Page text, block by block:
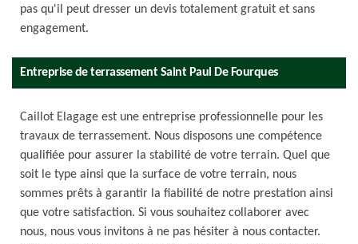
pas qu'il peut dresser un devis totalement gratuit et sans
engagement.
Entreprise de terrassement Saint Paul De Fourques
Caillot Elagage est une entreprise professionnelle pour les
travaux de terrassement. Nous disposons une compétence
qualifiée pour assurer la stabilité de votre terrain. Quel que
soit le type ainsi que la surface de votre terrain, nous
sommes prêts à garantir la fiabilité de notre prestation ainsi
que votre satisfaction. Si vous souhaitez collaborer avec
nous, nous vous invitons à ne pas hésiter à nous contacter.